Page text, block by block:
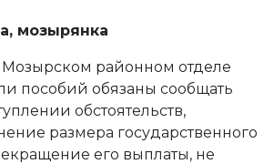
мозырянка
районном отделе
пособий обязаны сообщать
обстоятельств,
размера государственного
его выплаты, не